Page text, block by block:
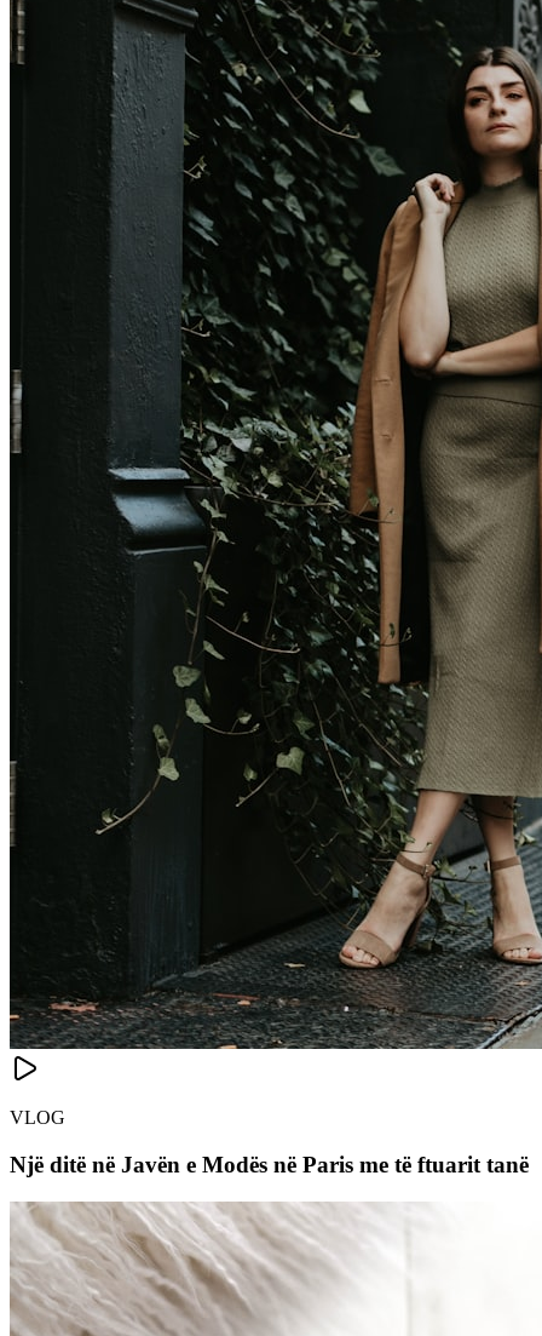
VLOG
Një ditë në Javën e Modës në Paris me të ftuarit tanë